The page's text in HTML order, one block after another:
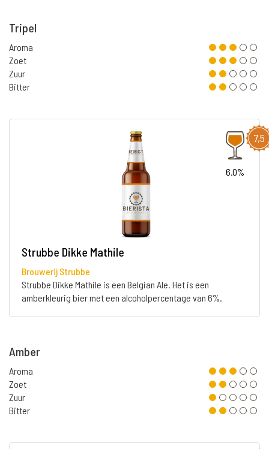
Tripel
Aroma
Zoet
Zuur
Bitter
7,5
6.0%
Strubbe Dikke Mathile
Brouwerij Strubbe
Strubbe Dikke Mathile is een Belgian Ale. Het is een
amberkleurig bier met een alcoholpercentage van 6%.
Amber
Aroma
Zoet
Zuur
Bitter